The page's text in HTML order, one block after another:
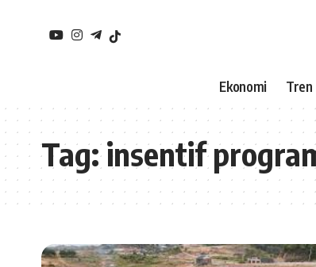
Ekonomi Tren
Tag:insentif